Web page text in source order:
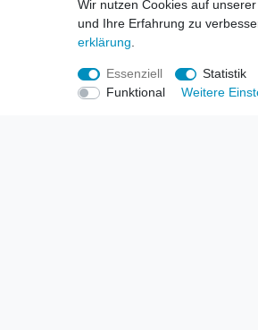
Neukunden / New Accounts
Zahlung
Versandkosten
Entsorgungs- &
Größentabellen
Wir nutzen Cookies auf
und Ihre Erfahrung zu
erklärung
Essenziell Statistik
Funktional
Weitere